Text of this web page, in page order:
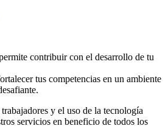
contribuir con el desarrollo de tu
tus competencias en un ambiente
y el uso de la tecnología
servicios en beneficio de todos los